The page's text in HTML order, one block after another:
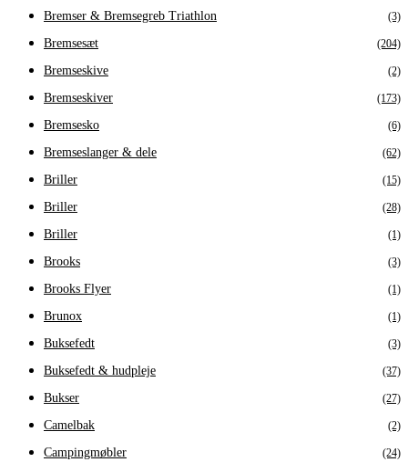
Bremser & Bremsegreb Triathlon (3)
Bremsesæt (204)
Bremseskive (2)
Bremseskiver (173)
Bremsesko (6)
Bremseslanger & dele (62)
Briller (15)
Briller (28)
Briller (1)
Brooks (3)
Brooks Flyer (1)
Brunox (1)
Buksefedt (3)
Buksefedt & hudpleje (37)
Bukser (27)
Camelbak (2)
Campingmøbler (24)